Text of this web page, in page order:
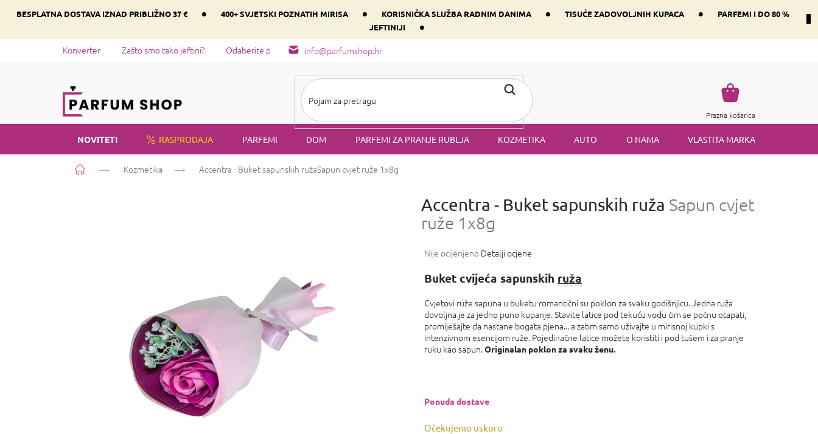
BESPLATNA DOSTAVA IZNAD PRIBLIŽNO 37 € • 400+ SVJETSKI POZNATIH MIRISA • KORISNIČKA SLUŽBA RADNIM DANIMA • TISUĆE ZADOVOLJNIH KUPACA •
PARFEMI I DO 80 %
JEFTINIJI
•
info@parfumshop.hr
Konverter Zašto smo tako jeftini? Odaberite parfem svog srca prema dominantnoj komponenti
Košarica
Prazna košarica
NOVITETI RASPRODAJA PARFEMI DOM PARFEMI ZA PRANJE RUBLJA KOZMETIKA AUTO O NAMA VLASTITA MARKA
Početna Kozmetika Accentra - Buket sapunskih ružaSapun cvjet ruže 1x8g
Accentra - Buket sapunskih ruža Sapun cvjet
ruže 1x8g
Prosječna
proizvoda
je
0,0
od
5
zvjezdica.
Nije ocijenjeno Detalji ocjene
Očekujemo uskoro
Ponuda dostave
Buket cvijeća sapunskih ruža
Cvjetovi ruže sapuna u buketu romantični su poklon za svaku godišnjicu. Jedna ruža
dovoljna je za jedno puno kupanje. Stavite latice pod tekuću vodu čim se počnu otapati,
promiješajte da nastane bogata pjena... a zatim samo uživajte u mirisnoj kupki s
intenzivnom esencijom ruže. Pojedinačne latice možete koristiti i pod tušem i za pranje
ruku kao sapun.Originalan poklon za svaku ženu.